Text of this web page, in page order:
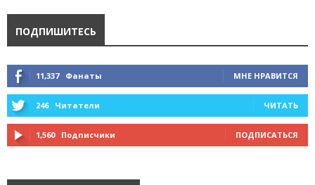
ПОДПИШИТЕСЬ
11,337 Фанаты МНЕ НРАВИТСЯ
246 Читатели ЧИТАТЬ
1,560 Подписчики ПОДПИСАТЬСЯ